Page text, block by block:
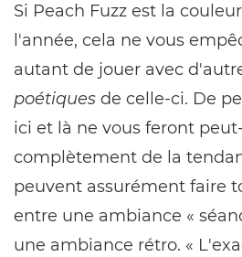
Si Peach Fuzz est la
l'année, cela ne vous
autant de jouer avec
poétiques de celle-ci. De
ici et là ne vous feront
complètement de la
peuvent assurément faire
entre une ambiance «
une ambiance rétro. «